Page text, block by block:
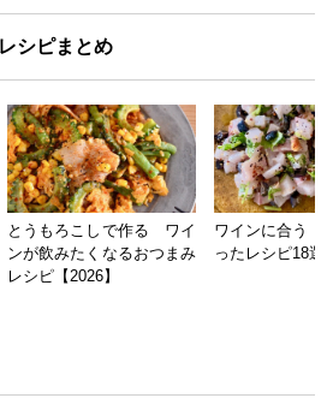
シピまとめ
とうもろこしで作る ワイ
ンが飲みたくなるおつまみ
レシピ【2026】
ワインに合う
ったレシピ18